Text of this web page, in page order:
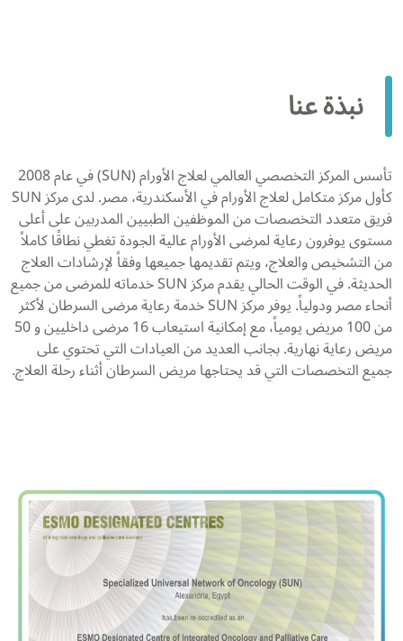
نبذة عنا
تأسس المركز التخصصي العالمي لعلاج الأورام (SUN) في عام 2008
كأول مركز متكامل لعلاج الأورام في الأسكندرية، مصر. لدى مركز SUN
فريق متعدد التخصصات من الموظفين الطبيين المدربين على أعلى
مستوى يوفرون رعاية لمرضى الأورام عالية الجودة تغطي نطاقًا كاملاً
من التشخيص والعلاج، ويتم تقديمها جميعها وفقاً لإرشادات العلاج
الحديثة. في الوقت الحالي يقدم مركز SUN خدماته للمرضى من جميع
أنحاء مصر ودولياً. يوفر مركز SUN خدمة رعاية مرضى السرطان لأكثر
من 100 مريض يومياً، مع إمكانية استيعاب 16 مرضى داخليين و 50
مريض رعاية نهارية. بجانب العديد من العيادات التي تحتوي على
جميع التخصصات التي قد يحتاجها مريض السرطان أثناء رحلة العلاج.